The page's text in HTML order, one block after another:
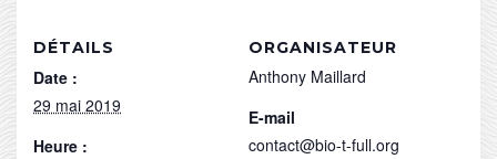
DÉTAILS
Date :
29 mai 2019
Heure :
ORGANISATEUR
Anthony Maillard
E-mail
contact@bio-t-full.org